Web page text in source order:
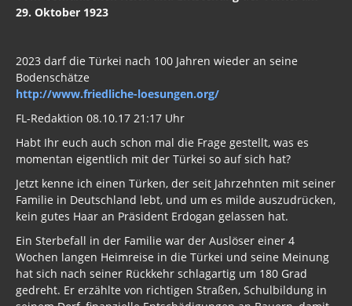
Kulturrevolution
China Lake
google
Hörbücher
Trump, Putin, Xi und die Fliehkräfte
Tod der Tartarie
Wikileaks Daten
Bücher pdf
29. Oktober 1923
2023 darf die Türkei nach 100 Jahren wieder an seine
Bodenschätze
http://www.friedliche-loesungen.org/
FL-Redaktion 08.10.17 21:17 Uhr
Habt Ihr euch auch schon mal die Frage gestellt, was es
momentan eigentlich mit der Türkei so auf sich hat?
Jetzt kenne ich einen Türken, der seit Jahrzehnten mit seiner
Familie in Deutschland lebt, und um es milde auszudrücken,
kein gutes Haar an Präsident Erdogan gelassen hat.
Ein Sterbefall in der Familie war der Auslöser einer 4
Wochen langen Heimreise in die Türkei und seine Meinung
hat sich nach seiner Rückkehr schlagartig um 180 Grad
gedreht. Er erzählte von richtigen Straßen, Schulbildung in